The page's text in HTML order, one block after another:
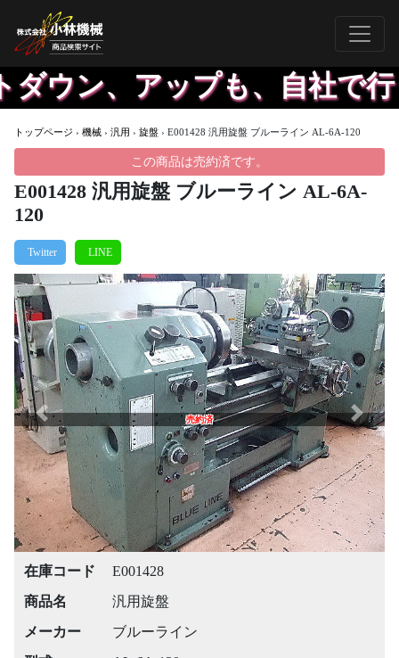
、アップも、自社で行う
トップページ › 機械 › 汎用 › 旋盤 › E001428 汎用旋盤 ブルーライン AL-6A-120
この商品は売約済です。
E001428 汎用旋盤 ブルーライン AL-6A-
120
売約済
Previous Next
在庫コード
E001428
商品名
汎用旋盤
メーカー
ブルーライン